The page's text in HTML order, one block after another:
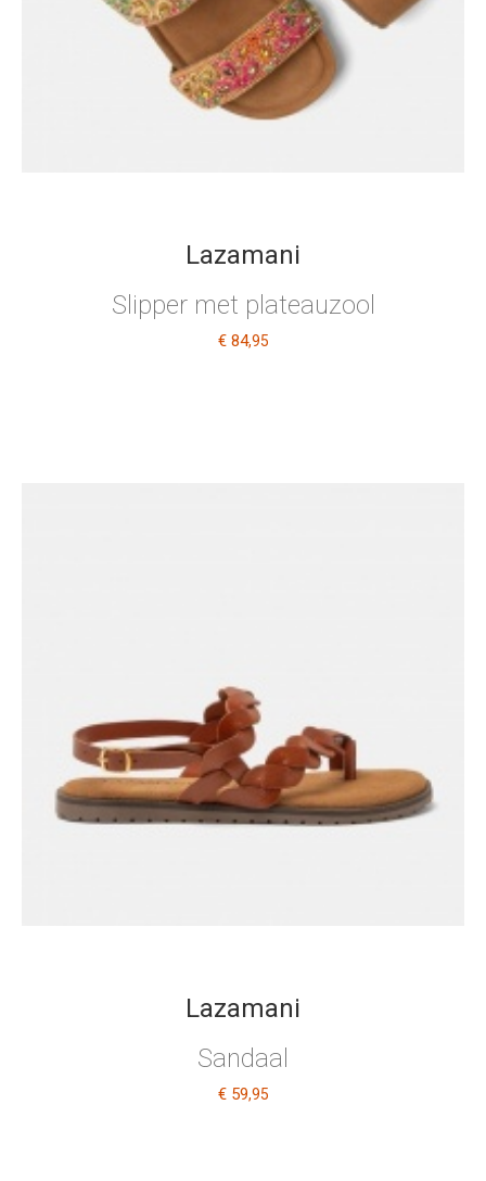
Lazamani
Slipper met plateauzool
€ 84,95
Lazamani
Sandaal
€ 59,95